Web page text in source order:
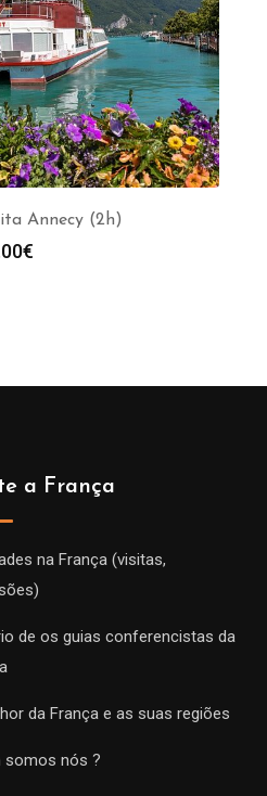
Annecy (2h)
€
a França
na França (visitas,
de os guias conferencistas da
da França e as suas regiões
somos nós ?